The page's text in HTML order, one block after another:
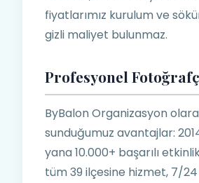
fiyatlarımız kurulum ve
gizli maliyet bulunmaz.
Profesyonel
ByBalon Organizasyon
sunduğumuz avantajlar:
yana 10.000+ başarılı
tüm 39 ilçesine hizmet, 7/